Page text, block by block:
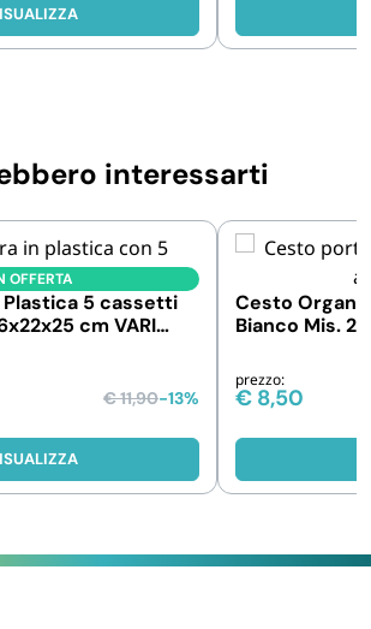
interessarti
OFFERTA
5 cassetti
cm VARI
€11,90-13%
Cesto
Bianco Mis.
prezzo:
€ 8,50